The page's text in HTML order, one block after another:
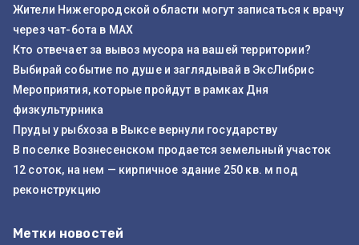
Жители Нижегородской области могут записаться к врачу
через чат-бота в MAX
Кто отвечает за вывоз мусора на вашей территории?
Выбирай событие по душе и заглядывай в ЭксЛибрис
Мероприятия, которые пройдут в рамках Дня
физкультурника
Пруды у рыбхоза в Выксе вернули государству
В поселке Вознесенском продается земельный участок
12 соток, на нем — кирпичное здание 250 кв. м под
реконструкцию
Метки новостей